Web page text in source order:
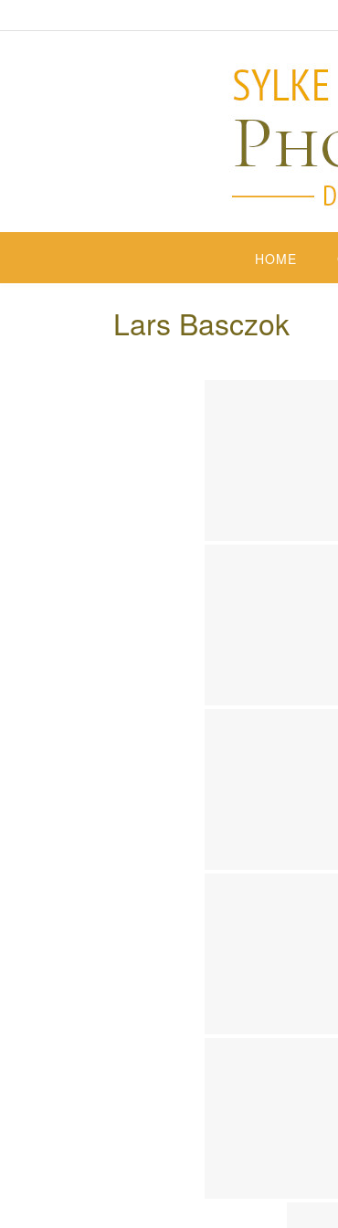
HOME
Lars Basczok